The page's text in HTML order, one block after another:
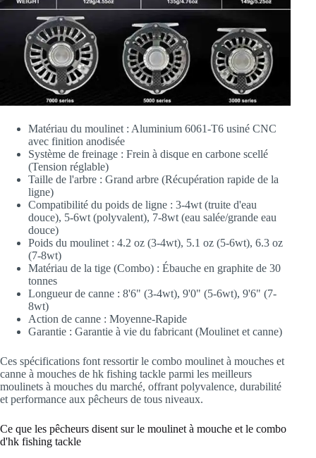
Matériau du moulinet : Aluminium 6061-T6 usiné CNC
avec finition anodisée
Système de freinage : Frein à disque en carbone scellé
(Tension réglable)
Taille de l'arbre : Grand arbre (Récupération rapide de la
ligne)
Compatibilité du poids de ligne : 3-4wt (truite d'eau
douce), 5-6wt (polyvalent), 7-8wt (eau salée/grande eau
douce)
Poids du moulinet : 4.2 oz (3-4wt), 5.1 oz (5-6wt), 6.3 oz
(7-8wt)
Matériau de la tige (Combo) : Ébauche en graphite de 30
tonnes
Longueur de canne : 8'6" (3-4wt), 9'0" (5-6wt), 9'6" (7-
8wt)
Action de canne : Moyenne-Rapide
Garantie : Garantie à vie du fabricant (Moulinet et canne)
Ces spécifications font ressortir le combo moulinet à mouches et
canne à mouches de hk fishing tackle parmi les meilleurs
moulinets à mouches du marché, offrant polyvalence, durabilité
et performance aux pêcheurs de tous niveaux.
Ce que les pêcheurs disent sur le moulinet à mouche et le combo
d'hk fishing tackle